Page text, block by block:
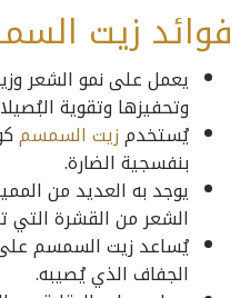
فوائد زيت
يعمل على نمو الشعر
وتحفيزها وتقوية
يُستخدمزيت السمسم
بنفسجية الضارة.
يوجد به العديد من
الشعر من القشرة التي
يُساعد زيت السمسم
الجفاف الذي يُصيبه.